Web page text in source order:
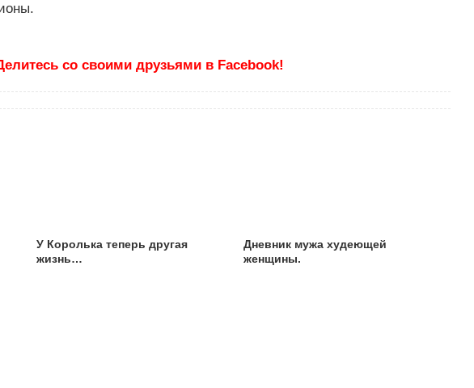
со своими друзьями в Facebook!
У Королька теперь другая
жизнь…
Дневник мужа худеющей
женщины.